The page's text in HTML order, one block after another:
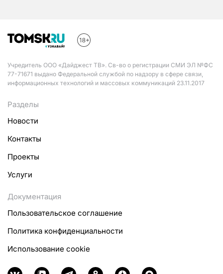
Учредитель ООО «Дайджест ТВ». Св-во о регистрации СМИ ЭЛ №ФС
77-71671 выдано Федеральной службой по надзору в сфере связи,
информационных технологий и массовых коммуникаций 23.11.2017
Разделы
Новости
Контакты
Проекты
Услуги
Документация
Пользовательское соглашение
Политика конфиденциальности
Использование cookie